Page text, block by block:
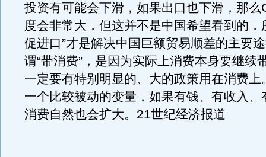
投资有可能会下滑，如果出口也下滑，那么
度会非常大，但这并不是中国希望看到的，
促进口”才是解决中国巨额贸易顺差的主要
谓“带消费”，是因为实际上消费本身要继续
一定要有特别明显的、大的政策用在消费上
一个比较被动的变量，如果有钱、有收入、
消费自然也会扩大。21世纪经济报道